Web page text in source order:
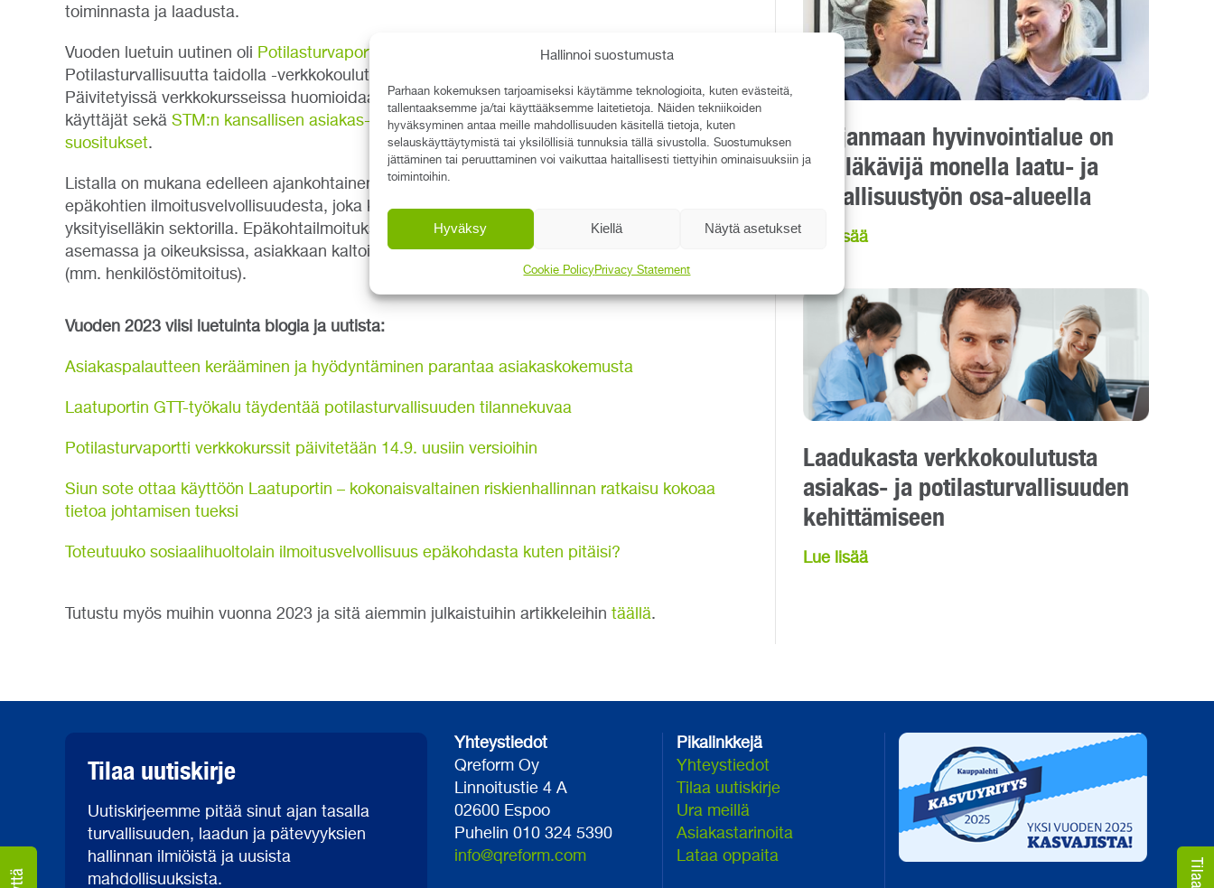
Hallinnoi suostumusta
Parhaan kokemuksen tarjoamiseksi käytämme teknologioita, kuten evästeitä,
tallentaaksemme ja/tai käyttääksemme laitetietoja. Näiden tekniikoiden
hyväksyminen antaa meille mahdollisuuden käsitellä tietoja, kuten
selauskäyttäytymistä tai yksilöllisiä tunnuksia tällä sivustolla. Suostumuksen
jättäminen tai peruuttaminen voi vaikuttaa haitallisesti tiettyihin ominaisuuksiin ja
toimintoihin.
Hyväksy Kiellä Näytä asetukset
Cookie PolicyPrivacy Statement
toiminnasta ja laadusta.
Vuoden luetuin uutinen oli Potilasturvaportti
-palvelun keskeisen koulutussisällön,
Potilasturvallisuutta taidolla -verkkokoulutuksen ja teemaverkkokurssien uudistuminen.
Päivitetyissä verkkokursseissa huomioidaan entistä paremmin sosiaali- ja terveydenhuollon
käyttäjät sekä STM:n kansallisen asiakas- ja potilasturvallisuusstrategian 2022-2026
suositukset.
Listalla on mukana edelleen ajankohtainen, viime vuoden luetuin blogi sosiaalihuoltolain
epäkohtien ilmoitusvelvollisuudesta, joka koskee sosiaalihuollon henkilöstöä niin julkisella kuin
yksityiselläkin sektorilla. Epäkohtailmoitukset voivat liittyä muun muassa puutteisiin asiakkaan
asemassa ja oikeuksissa, asiakkaan kaltoin kohteluun sekä epäkohtiin asiakasturvallisuudessa
(mm. henkilöstömitoitus).
Vuoden 2023 viisi luetuinta blogia ja uutista:
Asiakaspalautteen kerääminen ja hyödyntäminen parantaa asiakaskokemusta
Laatuportin GTT-työkalu täydentää potilasturvallisuuden tilannekuvaa
Potilasturvaportti verkkokurssit päivitetään 14.9. uusiin versioihin
Siun sote ottaa käyttöön Laatuportin – kokonaisvaltainen riskienhallinnan ratkaisu kokoaa
tietoa johtamisen tueksi
Toteutuuko sosiaalihuoltolain ilmoitusvelvollisuus epäkohdasta kuten pitäisi?
Tutustu myös muihin vuonna 2023 ja sitä aiemmin julkaistuihin artikkeleihin täällä.
Pohjanmaan hyvinvointialue on
edelläkävijä monella laatu- ja
turvallisuustyön osa-alueella
Lue lisää
Laadukasta verkkokoulutusta
asiakas- ja potilasturvallisuuden
kehittämiseen
Lue lisää
Tilaa uutiskirje
Uutiskirjeemme pitää sinut ajan tasalla
turvallisuuden, laadun ja pätevyyksien
hallinnan ilmiöistä ja uusista
mahdollisuuksista.
Yhteystiedot
Qreform Oy
Linnoitustie 4 A
02600 Espoo
Puhelin 010 324 5390
info@qreform.com
Pikalinkkejä
Yhteystiedot
Tilaa uutiskirje
Ura meillä
Asiakastarinoita
Lataa oppaita